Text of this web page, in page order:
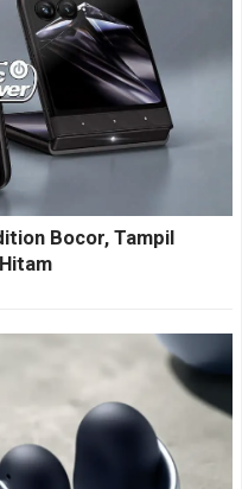
Bocor, Tampil